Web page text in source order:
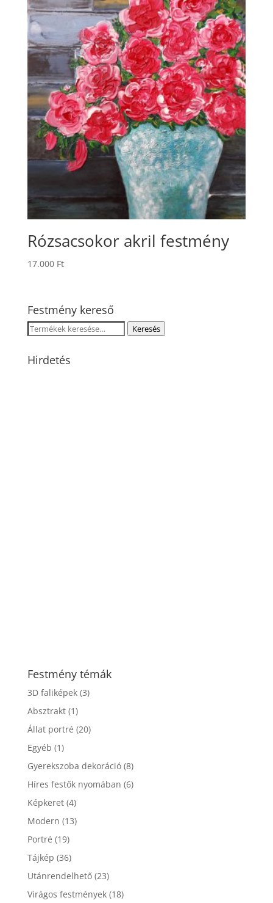
Rózsacsokor akril festmény
17.000 Ft
Festmény kereső
Keresés
következőre:
Keresés
Hirdetés
Festmény témák
3D faliképek (3)
Absztrakt (1)
Állat portré (20)
Egyéb (1)
Gyerekszoba dekoráció (8)
Híres festők nyomában (6)
Képkeret (4)
Modern (13)
Portré (19)
Tájkép (36)
Utánrendelhető (23)
Virágos festmények (18)